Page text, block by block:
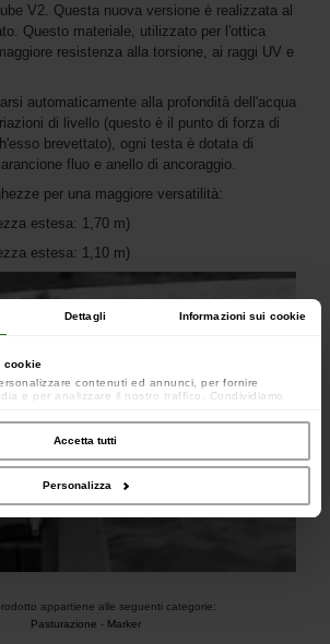
Dettagli Informazioni sui cookie
cookie
contenuti ed annunci, per fornire
e per analizzare il nostro traffico. Condividiamo
web, pubblicità e social media, i quali potrebbero
che hai fornito loro o che hanno raccolto dal
Accetta tutti
Personalizza
V2. Questa nuova versione è realizzata al
Questo materiale, utilizzato per l'ottica
resistenza alla torsione, ai raggi UV e
automaticamente alla profondità dell'acqua
di livello (questo è il punto di forza di
brevettato), ogni testa è dotata di
fluo e anello di ancoraggio.
per una maggiore versatilità:
estesa: 1,70 m)
estesa: 1,10 m)
appartiene alle seguenti categorie:
Pasturazione - Marker